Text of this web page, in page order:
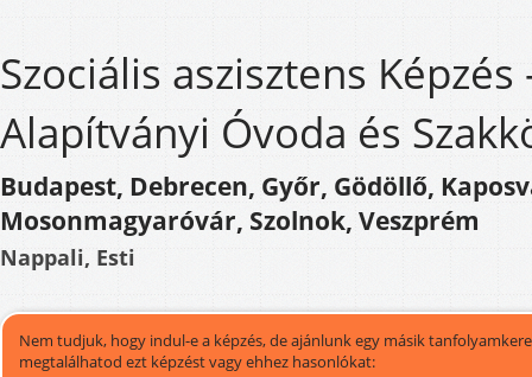
Szociális aszisztens Képzés
Alapítványi Óvoda és
Budapest, Debrecen, Győr, Gödöllő,
Mosonmagyaróvár, Szolnok, Veszprém
Nappali, Esti
Nem tudjuk, hogy indul-e a képzés, de ajánlunk egy másik
megtalálhatod ezt képzést vagy ehhez hasonlókat: